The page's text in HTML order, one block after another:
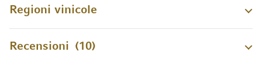
Regioni vinicole
Recensioni 10